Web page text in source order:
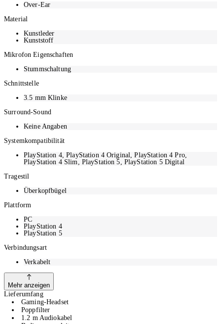
Over-Ear
Material
Kunstleder
Kunststoff
Mikrofon Eigenschaften
Stummschaltung
Schnittstelle
3.5 mm Klinke
Surround-Sound
Keine Angaben
Systemkompatibilität
PlayStation 4, PlayStation 4 Original, PlayStation 4 Pro,
PlayStation 4 Slim, PlayStation 5, PlayStation 5 Digital
Tragestil
Überkopfbügel
Plattform
PC
PlayStation 4
PlayStation 5
Verbindungsart
Verkabelt
Mehr anzeigen
Lieferumfang
Gaming-Headset
Poppfilter
1.2 m Audiokabel